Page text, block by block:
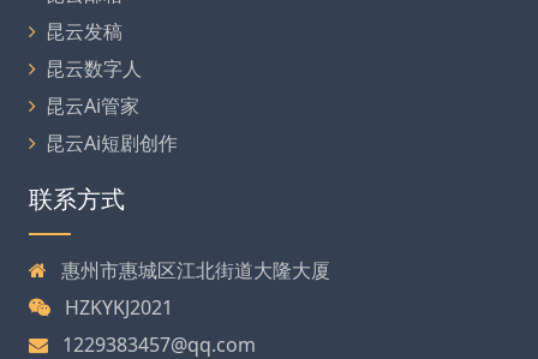
昆云发稿
昆云数字人
昆云Ai管家
昆云Ai短剧创作
联系方式
惠州市惠城区江北街道大隆大厦
HZKYKJ2021
1229383457@qq.com